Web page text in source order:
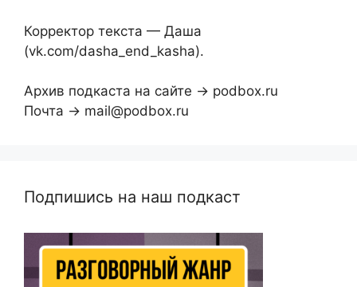
Корректор текста — Даша
(vk.com/dasha_end_kasha).
Архив подкаста на сайте → podbox.ru
Почта → mail@podbox.ru
Подпишись на наш подкаст